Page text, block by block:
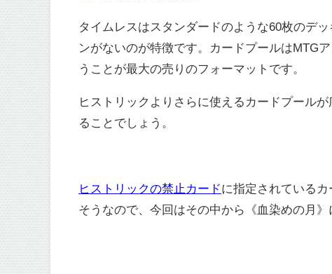
タイムレスはスタンダードのような60枚のデ
ンがないのが特徴です。カードプールはMTG
うことが最大の売りのフォーマットです。
ヒストリックよりさらに使えるカードプール
ることでしょう。
ヒストリックの禁止カードに指定されている
そうなので、今回はその中から《血染めの月